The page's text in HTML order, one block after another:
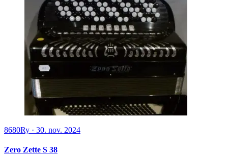
8680Ry · 30. nov. 2024
Zero Zette S 38